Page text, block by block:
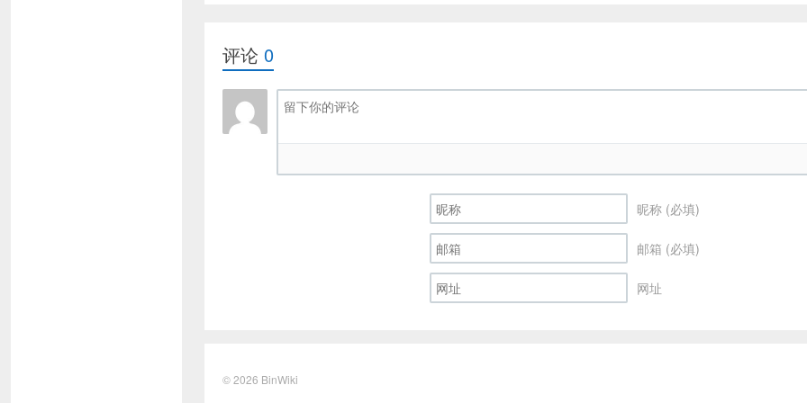
评论 0
昵称 (必填)
邮箱 (必填)
网址
© 2026 BinWiki